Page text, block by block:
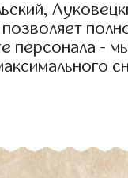
персонала -